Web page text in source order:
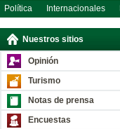
Política Internacionales
Nuestros sitios
Opinión
Turismo
Notas de prensa
Encuestas